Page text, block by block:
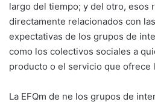
largo del tiempo; y del otro, esos
directamente relacionados con
expectativas de los grupos de
como los colectivos sociales a
producto o el servicio que ofrece
La EFQm de ne los grupos de